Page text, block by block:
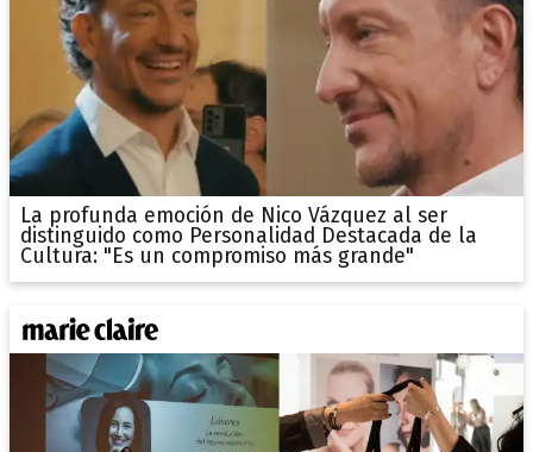
La profunda emoción de Nico Vázquez al ser
distinguido como Personalidad Destacada de la
Cultura: "Es un compromiso más grande"